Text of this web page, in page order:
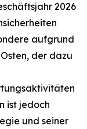
2026
aufgrund
der dazu
ist jedoch
und seiner